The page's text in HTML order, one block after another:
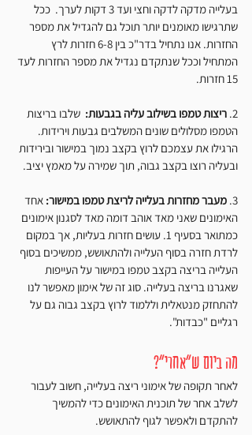
בעלייה מדקה לדקה וחצי ועד 3 דקות לערך.  ככל
שתרגישו מאומנים יותר תוכל גם להגדיל את מספר
החזרות. אנו נתחיל בדר"כ בין 6-8 חזרות לרץ
המתחיל וככל שנתקדם נגדיל את מספר החזרות לעד
15 חזרות.
2. ריצות טמפו בשילוב עליה בגבעות: שלבו בריצות
הטמפו מסלולים שונים המשלבים גבעות וירידות.
הרגילו את עצמכם לרוץ בקצב נמוך במישור ובירידות
ובעליה רוצו בקצב גבוה, תוך שמירה על מאמץ יציב.
3. מעבר מחזרות בעלייה לריצת טמפו במישור: אחד
האימונים שאני מאד אוהב דומה מאד לסגנון אימונים
כמתואר בסעיף 1. עושים חזרות בעליות, אך במקום
לרדת חזרה בסוף העלייה ולהתאושש, ממשיכים בסוף
העלייה בריצה בקצב טמפו במישור על העייפות
שאגרנו בריצה בעלייה. סוג זה של אימון מאפשר לנו
להתחזק מנטאלית וללמוד לרוץ בקצב גבוה גם על
רגליים "כבדות".
מה ביום ש"אחרי"?
לאחר תקופה של אימוני ריצה בעלייה, חשוב לעבור
לשלב אחר של תוכנית האימונים כדי להמשיך
להתקדם ולאפשר לגוף להתאושש.